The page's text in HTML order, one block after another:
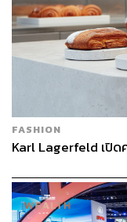
FASHION
Karl Lagerfeld เปิ